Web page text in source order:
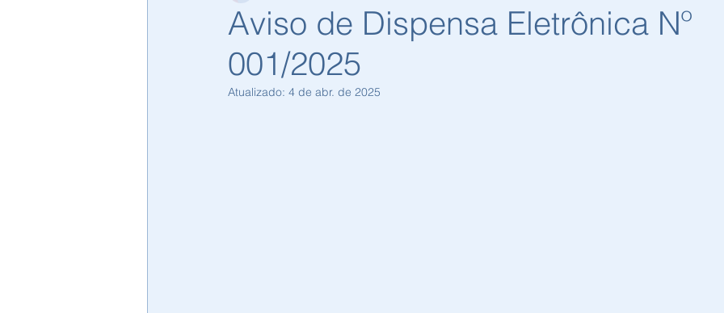
Aviso de Dispensa Eletrônica Nº
001/2025
Atualizado: 4 de abr. de 2025